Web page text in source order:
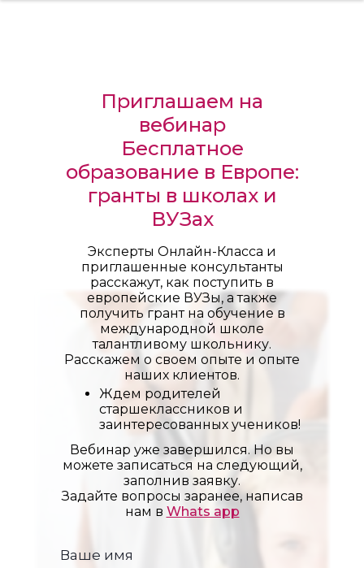
Приглашаем на
вебинар
Бесплатное
образование в Европе:
гранты в школах и
ВУЗах
Эксперты Онлайн-Класса и
приглашенные консультанты
расскажут, как поступить в
европейские ВУЗы, а также
получить грант на обучение в
международной школе
талантливому школьнику.
Расскажем о своем опыте и опыте
наших клиентов.
Ждем родителей
старшеклассников и
заинтересованных учеников!
Вебинар уже завершился. Но вы
можете записаться на следующий,
заполнив заявку.
Задайте вопросы заранее, написав
нам в Whats app
Ваше имя